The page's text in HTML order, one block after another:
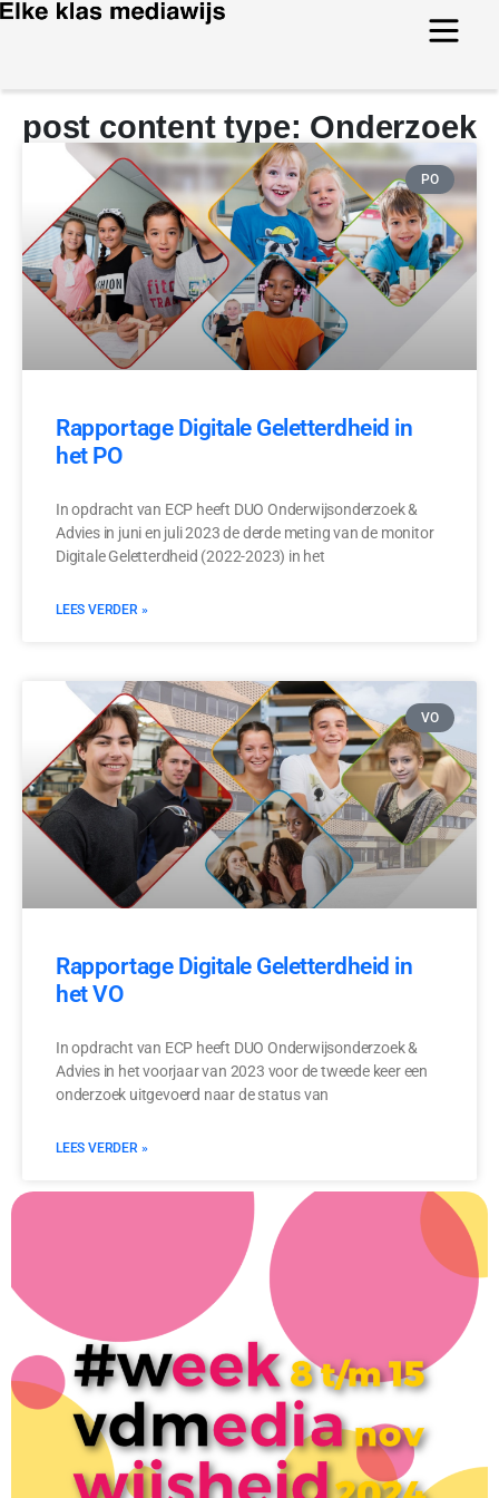
post content type: Onderzoek
PO
Rapportage Digitale Geletterdheid in
het PO
In opdracht van ECP heeft DUO Onderwijsonderzoek &
Advies in juni en juli 2023 de derde meting van de monitor
Digitale Geletterdheid (2022-2023) in het
LEES VERDER »
VO
Rapportage Digitale Geletterdheid in
het VO
In opdracht van ECP heeft DUO Onderwijsonderzoek &
Advies in het voorjaar van 2023 voor de tweede keer een
onderzoek uitgevoerd naar de status van
LEES VERDER »